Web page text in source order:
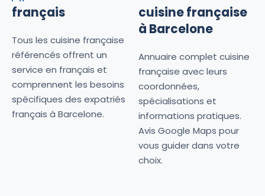
français
Tous les cuisine française
référencés offrent un
service en français et
comprennent les besoins
spécifiques des expatriés
français à Barcelone.
cuisine française
à Barcelone
Annuaire complet cuisine
française avec leurs
coordonnées,
spécialisations et
informations pratiques.
Avis Google Maps pour
vous guider dans votre
choix.